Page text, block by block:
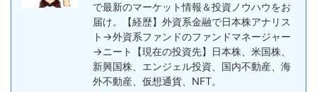
で最新のマーケット情報＆投資ノウハウをお
届け。【経歴】外資系金融で日本株アナリス
ト→外資系ファンドのファンドマネージャー
→ニート【現在の投資先】日本株、米国株、
新興国株、エンジェル投資、国内不動産、海
外不動産、仮想通貨、NFT。